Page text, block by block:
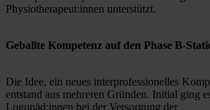
Physiotherapeut:innen unterstützt.
Geballte Kompetenz auf den Phase B-
Die Idee, ein neues interprofessionelles
entstand aus mehreren Gründen. Initial ging
Logopäd:innen bei der Versorgung der